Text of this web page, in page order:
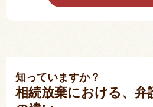
知っていますか？
相続放棄における、弁